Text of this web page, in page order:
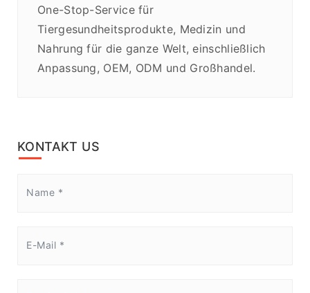
One-Stop-Service für
Tiergesundheitsprodukte, Medizin und
Nahrung für die ganze Welt, einschließlich
Anpassung, OEM, ODM und Großhandel.
KONTAKT US